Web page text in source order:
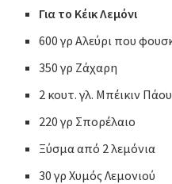
Για το Κέικ Λεμόνι
600 γρ Αλεύρι που
350 γρ Ζάχαρη
2 κουτ. γλ. Μπέικιν
220 γρ Σπορέλαιο
Ξύσμα από 2 λεμόνια
30 γρ Χυμός Λεμονιού